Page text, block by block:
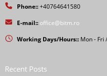
Phone::+40764641580
E-mail:: office@bitm.ro
Working Days/Hours:: Mon - Fri
Recent Posts